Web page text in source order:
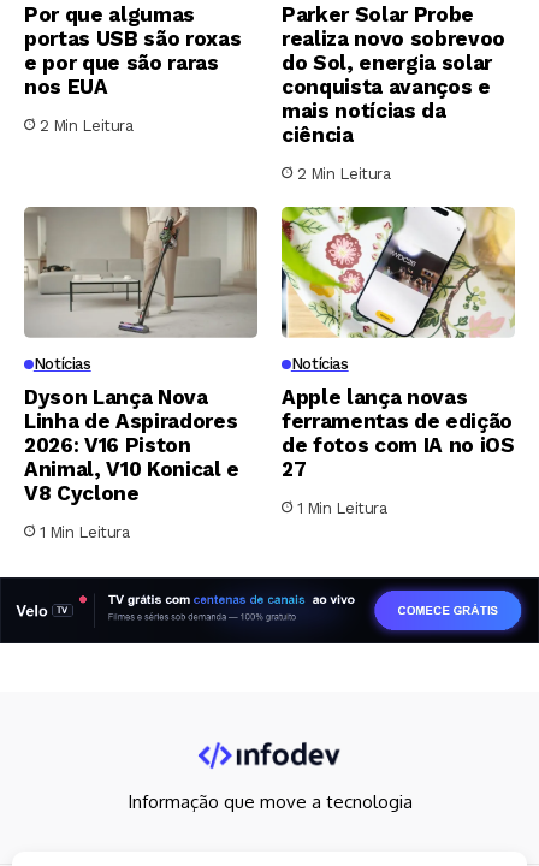
Por que algumas
portas USB são roxas
e por que são raras
nos EUA
2 Min Leitura
Parker Solar Probe
realiza novo sobrevoo
do Sol, energia solar
conquista avanços e
mais notícias da
ciência
2 Min Leitura
Notícias
Dyson Lança Nova
Linha de Aspiradores
2026: V16 Piston
Animal, V10 Konical e
V8 Cyclone
1 Min Leitura
Notícias
Apple lança novas
ferramentas de edição
de fotos com IA no iOS
27
1 Min Leitura
Informação que move a tecnologia